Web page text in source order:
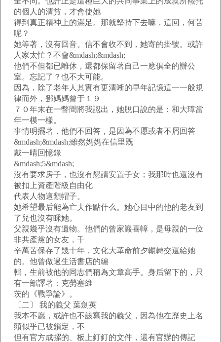
的個人的清貧，才會使她
得到真正精神上的滿足。那就堅持下去嘛，這回，何苦
呢？
她等著，沒有回音。信不會收不到，她寄的掛號。或許
人家太忙？不會&mdash;&mdash;
他們不但都已離休，還都保留著自己一應俱全的辦公
室。忘記了？也不大可能。
因為，除了老年人其實有更清晰的早年記憶這一一般規
律而外，鄧媽媽曾于１９
７０年末在一瞥間將我認出，她脫口說的是：和大璋當
年一模一樣。
事情明擺著，他們不回答，是因為不愿或者不屑回答
&mdash;&mdash;雖然媽媽在信里既
戴一晴回憶錄
&mdash;5&mdash;
沒有要求房子，也沒有懇請安置子女；我那時也還沒有
被扣上資產階級自由化
代表人物這類帽子。
她希望最后能為亡夫作點什么。她心目中的他的老友到
了兒也沒有睬她。
父親幾乎沒有遺物。他們的曾家巖喜幛，是母親的一位
非共產黨的女友，千
辛萬苦保存了幾十年，文化大革命前夕輾轉交還給她
的。他曾做過生活書店的編
輯，生前被他的同志們稱為文章高手。身后留下的，只
有一部譯著：克勞塞維
茨的《戰爭論》。
〔二〕 我的義父 葉劍英
我本不愿，或許也不該寫我的義父，因為他在歷史上名
頭似乎已被鎖定，不
但有官方成摞的、板上釘釘的文件，還有官辦的傳記